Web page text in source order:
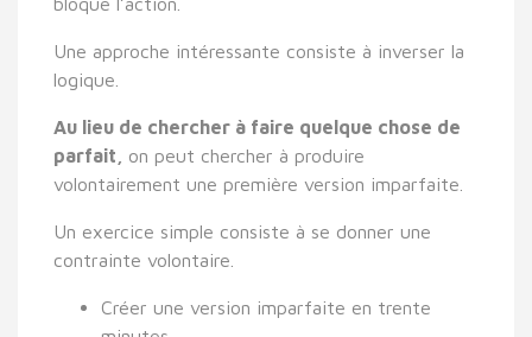
Une approche intéressante consiste à inverser la
logique.
Au lieu de chercher à faire quelque chose de
parfait, on peut chercher à produire
volontairement une première version imparfaite.
Un exercice simple consiste à se donner une
contrainte volontaire.
Créer une version imparfaite en trente